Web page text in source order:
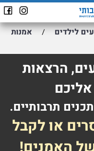
לילדים /
אמנות
הרצאות
תרבותיים.
או לקבל